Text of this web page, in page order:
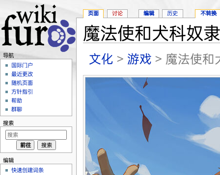
魔法使和犬科奴
文化 > 游戏 > 魔法使和
页面 讨论 编辑 历史 不转换
导航
国际门户
最近更改
随机页面
方针指引
帮助
群聊
搜索
编辑
快速创建词条